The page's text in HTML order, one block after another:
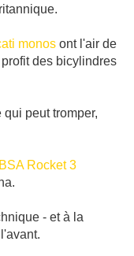
monos ont l'air de
des bicylindres
peut tromper,
BSA Rocket 3
- et à la